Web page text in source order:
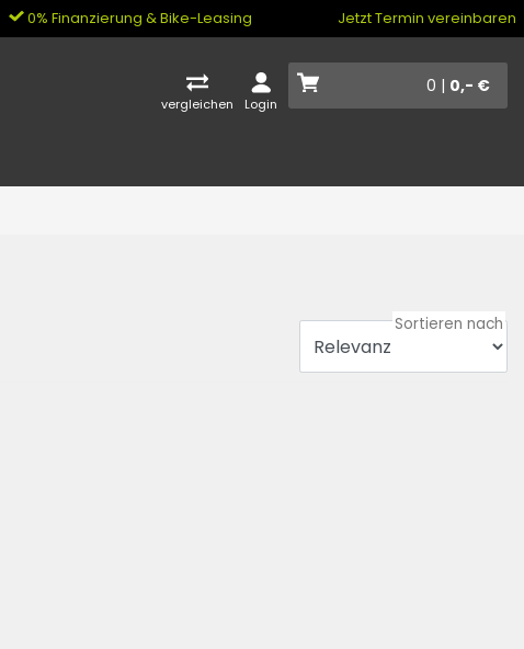
0% Finanzierung & Bike-Leasing Jetzt Termin vereinbaren
vergleichen Login
0 | 0,- €